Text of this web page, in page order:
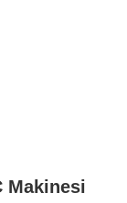
Makinesi